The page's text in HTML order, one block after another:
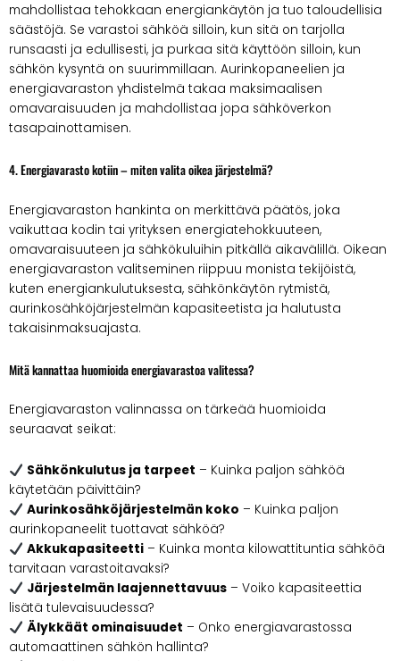
mahdollistaa tehokkaan energiankäytön ja tuo taloudellisia
säästöjä. Se varastoi sähköä silloin, kun sitä on tarjolla
runsaasti ja edullisesti, ja purkaa sitä käyttöön silloin, kun
sähkön kysyntä on suurimmillaan. Aurinkopaneelien ja
energiavaraston yhdistelmä takaa maksimaalisen
omavaraisuuden ja mahdollistaa jopa sähköverkon
tasapainottamisen.
4. Energiavarasto kotiin – miten valita oikea järjestelmä?
Energiavaraston hankinta on merkittävä päätös, joka
vaikuttaa kodin tai yrityksen energiatehokkuuteen,
omavaraisuuteen ja sähkökuluihin pitkällä aikavälillä. Oikean
energiavaraston valitseminen riippuu monista tekijöistä,
kuten energiankulutuksesta, sähkönkäytön rytmistä,
aurinkosähköjärjestelmän kapasiteetista ja halutusta
takaisinmaksuajasta.
Mitä kannattaa huomioida energiavarastoa valitessa?
Energiavaraston valinnassa on tärkeää huomioida
seuraavat seikat:
Sähkönkulutus ja tarpeet – Kuinka paljon sähköä
käytetään päivittäin?
Aurinkosähköjärjestelmän koko – Kuinka paljon
aurinkopaneelit tuottavat sähköä?
Akkukapasiteetti– Kuinka monta kilowattituntia sähköä
tarvitaan varastoitavaksi?
Järjestelmän laajennettavuus– Voiko kapasiteettia
lisätä tulevaisuudessa?
Älykkäät ominaisuudet – Onko energiavarastossa
automaattinen sähkön hallinta?